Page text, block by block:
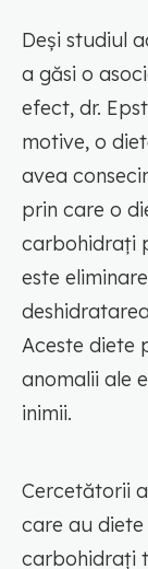
Deși studiul
a găsi o
efect, dr.
motive, o
avea
prin care o
carbohidrați
este
Aceste diete
anomalii ale
inimii.
Cercetătorii
care au
carbohidrați